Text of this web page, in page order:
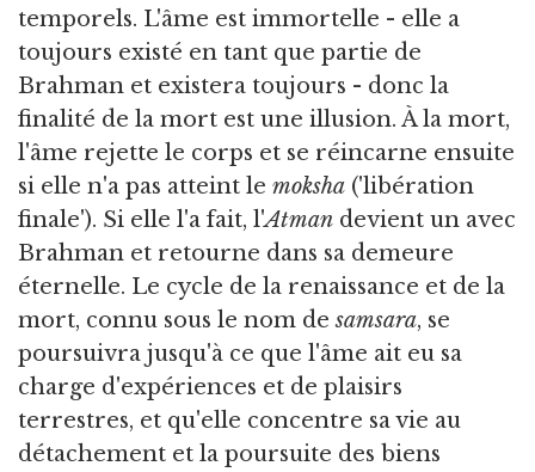
temporels. L'âme est immortelle - elle a
toujours existé en tant que partie de
Brahman et existera toujours - donc la
finalité de la mort est une illusion. À la mort,
l'âme rejette le corps et se réincarne ensuite
si elle n'a pas atteint le moksha ('libération
finale'). Si elle l'a fait, l'Atman devient un avec
Brahman et retourne dans sa demeure
éternelle. Le cycle de la renaissance et de la
mort, connu sous le nom desamsara, se
poursuivra jusqu'à ce que l'âme ait eu sa
charge d'expériences et de plaisirs
terrestres, et qu'elle concentre sa vie au
détachement et la poursuite des biens